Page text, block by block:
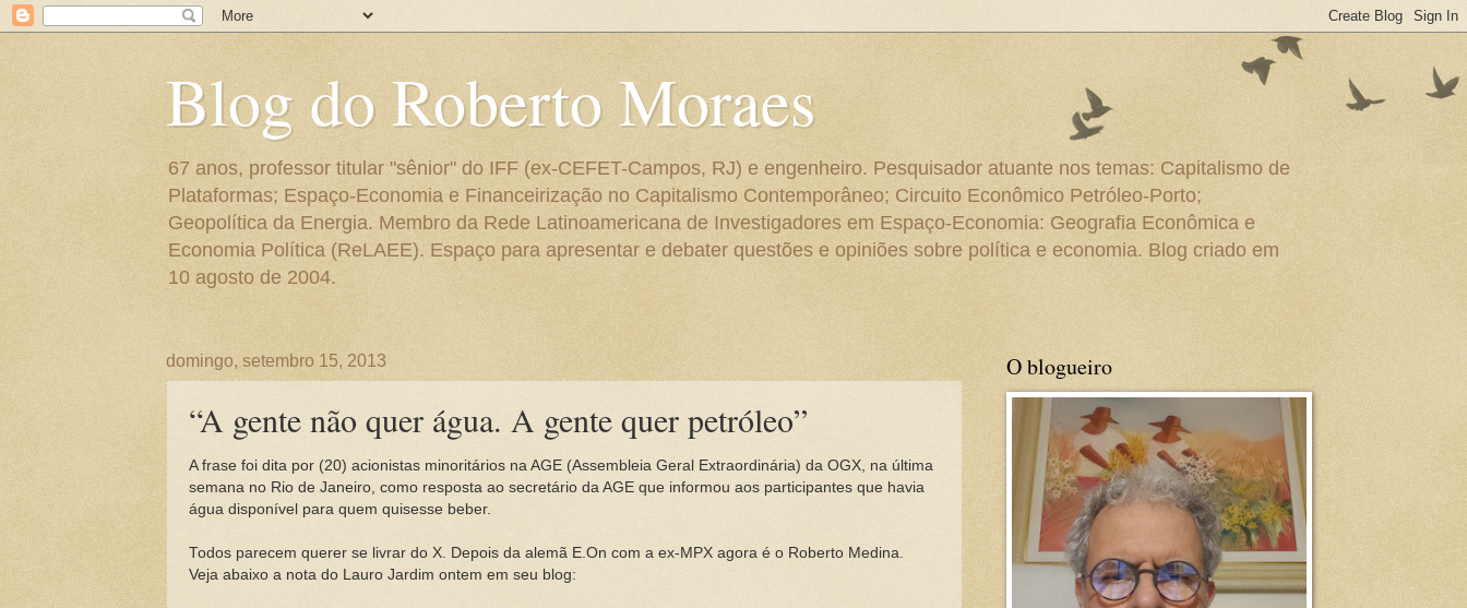
Blog do Roberto Moraes
67 anos, professor titular "sênior" do IFF (ex-CEFET-Campos, RJ) e engenheiro. Pesquisador atuante nos temas: Capitalismo de
Plataformas; Espaço-Economia e Financeirização no Capitalismo Contemporâneo; Circuito Econômico Petróleo-Porto;
Geopolítica da Energia. Membro da Rede Latinoamericana de Investigadores em Espaço-Economia: Geografia Econômica e
Economia Política (ReLAEE). Espaço para apresentar e debater questões e opiniões sobre política e economia. Blog criado em
10 agosto de 2004.
domingo, setembro 15, 2013
“A gente não quer água. A gente quer petróleo”
A frase foi dita por (20) acionistas minoritários na AGE (Assembleia Geral Extraordinária) da OGX, na última
semana no Rio de Janeiro, como resposta ao secretário da AGE que informou aos participantes que havia
água disponível para quem quisesse beber.
Todos parecem querer se livrar do X. Depois da alemã E.On com a ex-MPX agora é o Roberto Medina.
Veja abaixo a nota do Lauro Jardim ontem em seu blog:
O blogueiro